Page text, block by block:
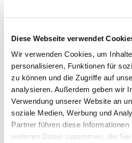
Diese Webseite verwendet
Wir verwenden Cookies, um
personalisieren, Funktionen für
zu können und die Zugriffe auf
analysieren. Außerdem geben wir
Verwendung unserer Website an
soziale Medien, Werbung und
Partner führen diese
weiteren Daten zusammen, die
Uhr
Versöhnungskirche,
33758 Schloß Holte-
Pfarrer Dr. Carsten